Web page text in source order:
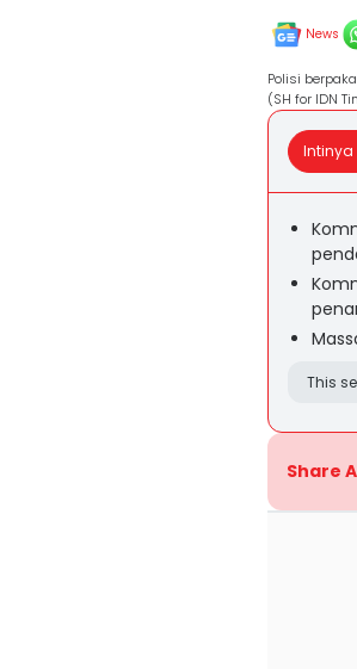
News
Polisi
(SH for IDN
Intinya
This
Share